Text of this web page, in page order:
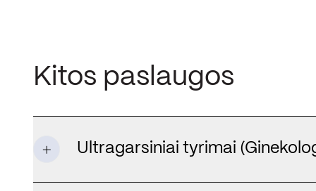
Kitos paslaugos
Ultragarsiniai tyrimai